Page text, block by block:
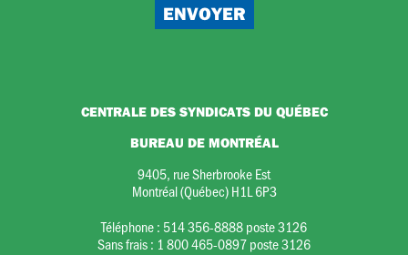
CENTRALE DES SYNDICATS DU QUÉBEC
BUREAU DE MONTRÉAL
9405, rue Sherbrooke Est
Montréal (Québec) H1L 6P3
Téléphone : 514 356-8888 poste 3126
Sans frais : 1 800 465-0897 poste 3126